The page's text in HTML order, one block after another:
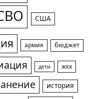
США
армия бюджет
дети жкх
история